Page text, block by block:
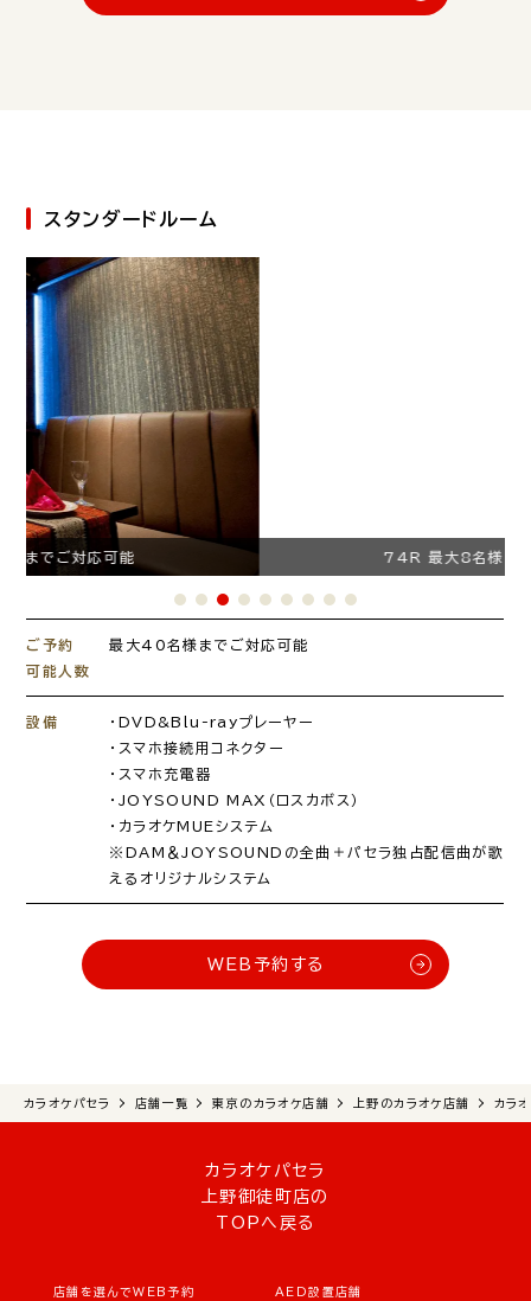
スタンダードルーム
74R 最大8名様までご対応可能
ご予約
可能人数
最大40名様までご対応可能
設備
・DVD&Blu-rayプレーヤー
・スマホ接続用コネクター
・スマホ充電器
・JOYSOUND MAX（ロスカボス）
・カラオケMUEシステム
※DAM＆JOYSOUNDの全曲＋パセラ独占配信曲が歌
えるオリジナルシステム
WEB予約する
カラオケパセラ 店舗一覧 東京のカラオケ店舗 上野のカラオケ店舗 カラ
カラオケパセラ
上野御徒町店の
TOPへ戻る
店舗を選んでWEB予約 AED設置店舗